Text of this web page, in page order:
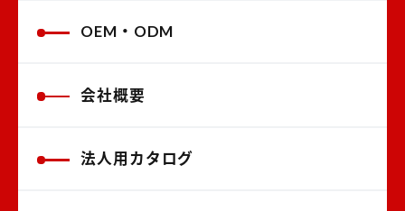
OEM・ODM
会社概要
法人用カタログ